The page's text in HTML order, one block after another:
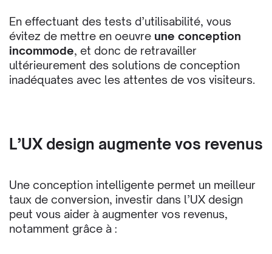
En effectuant des tests d’utilisabilité, vous
évitez de mettre en œuvre une conception
incommode, et donc de retravailler
ultérieurement des solutions de conception
inadéquates avec les attentes de vos visiteurs.
L’UX design augmente vos revenus
Une conception intelligente permet un meilleur
taux de conversion, investir dans l’UX design
peut vous aider à augmenter vos revenus,
notamment grâce à :